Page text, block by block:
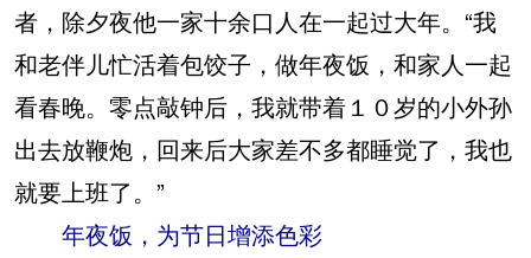
者，除夕夜他一家十余口人在一起过大年。“我
和老伴儿忙活着包饺子，做年夜饭，和家人一起
看春晚。零点敲钟后，我就带着１０岁的小外孙
出去放鞭炮，回来后大家差不多都睡觉了，我也
就要上班了。”
年夜饭，为节日增添色彩